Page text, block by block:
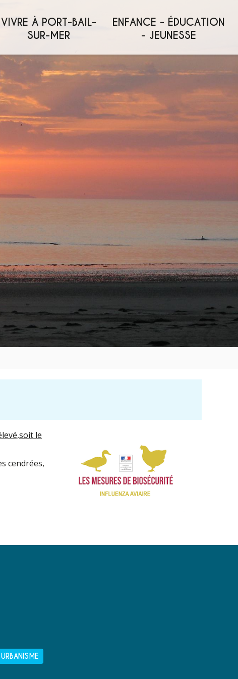
VIVRE À PORT-BAIL-
SUR-MER
ENFANCE - ÉDUCATION
- JEUNESSE
le
cendrées,
URBANISME